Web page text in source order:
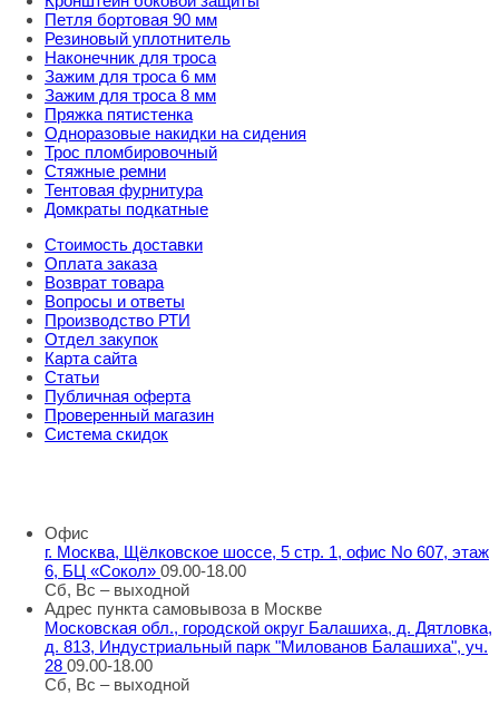
Петля бортовая 90 мм
Резиновый уплотнитель
Наконечник для троса
Зажим для троса 6 мм
Зажим для троса 8 мм
Пряжка пятистенка
Одноразовые накидки на сидения
Трос пломбировочный
Стяжные ремни
Тентовая фурнитура
Домкраты подкатные
Стоимость доставки
Оплата заказа
Возврат товара
Вопросы и ответы
Производство РТИ
Отдел закупок
Карта сайта
Статьи
Публичная оферта
Проверенный магазин
Система скидок
Офис
г. Москва, Щёлковское шоссе, 5 стр. 1, офис No 607, этаж
6, БЦ «Сокол» 09.00-18.00
Сб, Вс – выходной
Адрес пункта самовывоза в Москве
Московская обл., городской округ Балашиха, д. Дятловка,
д. 813, Индустриальный парк "Милованов Балашиха", уч.
28 09.00-18.00
Сб, Вс – выходной